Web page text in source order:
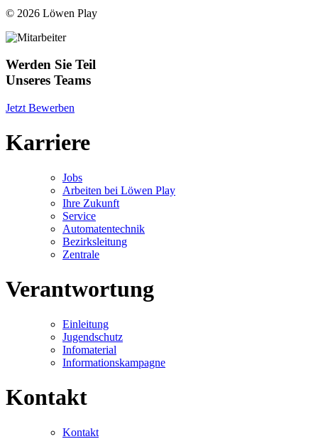
© 2026 Löwen Play
Werden Sie Teil
Unseres Teams
Jetzt Bewerben
Karriere
Jobs
Arbeiten bei Löwen Play
Ihre Zukunft
Service
Automatentechnik
Bezirksleitung
Zentrale
Verantwortung
Einleitung
Jugendschutz
Infomaterial
Informationskampagne
Kontakt
Kontakt